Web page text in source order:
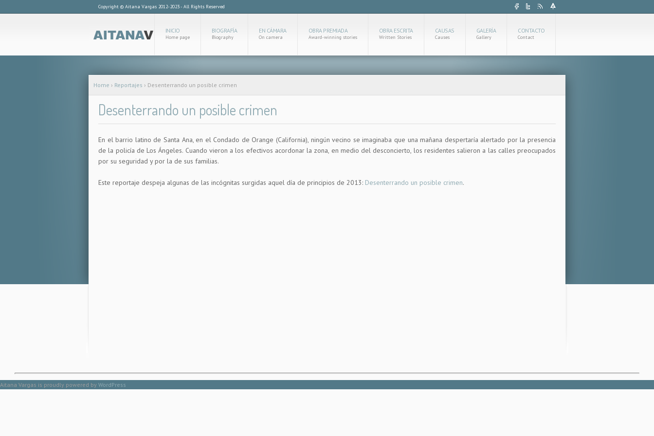
Copyright © Aitana Vargas 2012-2023 - All Rights Reserved
INICIO
Home page
BIOGRAFÍA
Biography
EN CÁMARA
On camera
OBRA PREMIADA
Award-winning stories
OBRA ESCRITA
Written Stories
CAUSAS
Causes
GALERÍA
Gallery
CONTACTO
Contact
Home › Reportajes › Desenterrando un posible crimen
Desenterrando un posible crimen
En el barrio latino de Santa Ana, en el Condado de Orange (California), ningún vecino se imaginaba que una mañana despertaría alertado por la presencia
de la policía de Los Ángeles. Cuando vieron a los efectivos acordonar la zona, en medio del desconcierto, los residentes salieron a las calles preocupados
por su seguridad y por la de sus familias.
Este reportaje despeja algunas de las incógnitas surgidas aquel día de principios de 2013: Desenterrando un posible crimen.
Aitana Vargas is proudly powered by WordPress